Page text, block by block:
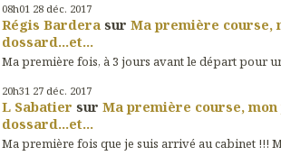
08h01 28 déc. 2017
Régis Bardera sur Ma première course,
dossard...et...
Ma première fois, à 3 jours avant le départ pour
20h31 27 déc. 2017
L Sabatier sur Ma première course,
dossard...et...
Ma première fois que je suis arrivé au cabinet !!!